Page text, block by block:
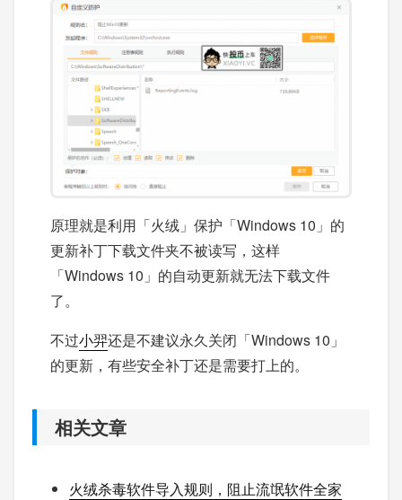
原理就是利用「火绒」保护「Windows 10」的
更新补丁下载文件夹不被读写，这样
「Windows 10」的自动更新就无法下载文件
了。
不过小羿还是不建议永久关闭「Windows 10」
的更新，有些安全补丁还是需要打上的。
相关文章
火绒杀毒软件导入规则，阻止流氓软件全家